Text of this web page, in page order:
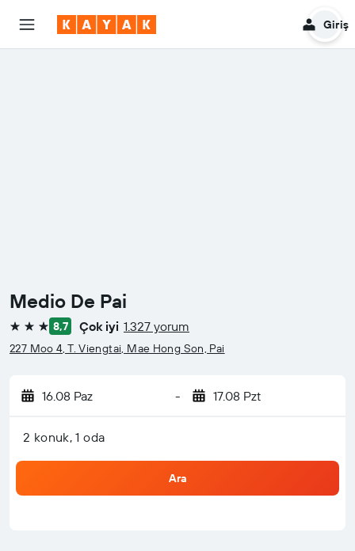
Giriş
Medio De Pai
3 yıldız 8,7 Çok iyi 1.327 yorum
227 Moo 4, T. Viengtai, Mae Hong Son, Pai
16.08 Paz - 17.08 Pzt
2 konuk, 1 oda
Ara